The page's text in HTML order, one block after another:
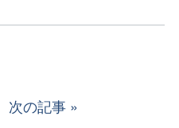
次の記事